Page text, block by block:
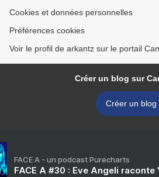
Cookies et données personnelles
Préférences cookies
Voir le profil de arkantz sur le portail
Créer un blog sur
Créer un blog
FACE A - un podcast Purecharts
FACE A #30 : Eve Angeli